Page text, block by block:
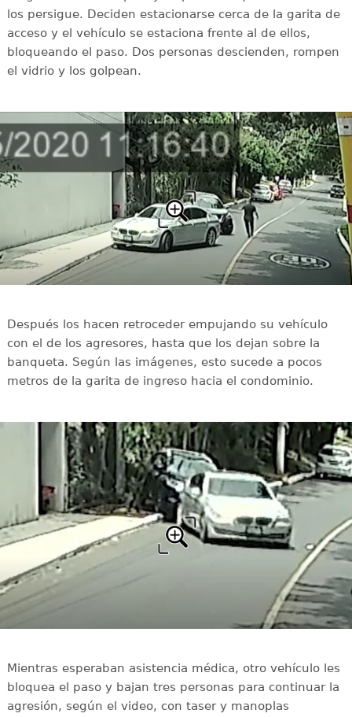
los persigue. Deciden estacionarse cerca de la garita de
acceso y el vehículo se estaciona frente al de ellos,
bloqueando el paso. Dos personas descienden, rompen
el vidrio y los golpean.
Después los hacen retroceder empujando su vehículo
con el de los agresores, hasta que los dejan sobre la
banqueta. Según las imágenes, esto sucede a pocos
metros de la garita de ingreso hacia el condominio.
Mientras esperaban asistencia médica, otro vehículo les
bloquea el paso y bajan tres personas para continuar la
agresión, según el video, con taser y manoplas